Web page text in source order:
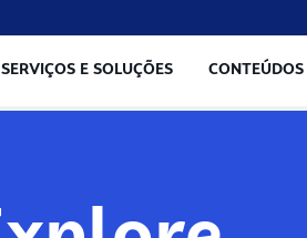
SERVIÇOS E SOLUÇÕES